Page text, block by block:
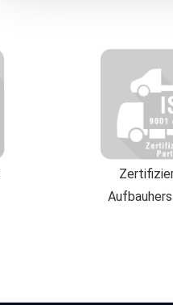
klicken, willigen Sie
Die USA werden vom
Datenschutzniveau
und zu
Weitere Informationen